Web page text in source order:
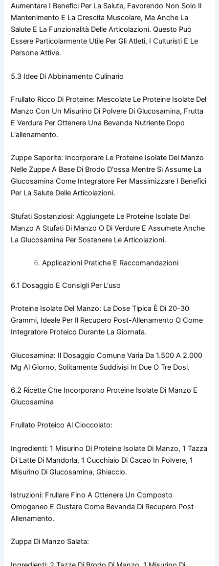
Aumentare I Benefici Per La Salute, Favorendo Non Solo Il
Mantenimento E La Crescita Muscolare, Ma Anche La
Salute E La Funzionalità Delle Articolazioni. Questo Può
Essere Particolarmente Utile Per Gli Atleti, I Culturisti E Le
Persone Attive.
5.3 Idee Di Abbinamento Culinario
Frullato Ricco Di Proteine: Mescolate Le Proteine Isolate Del
Manzo Con Un Misurino Di Polvere Di Glucosamina, Frutta
E Verdura Per Ottenere Una Bevanda Nutriente Dopo
L'allenamento.
Zuppe Saporite: Incorporare Le Proteine Isolate Del Manzo
Nelle Zuppe A Base Di Brodo D'ossa Mentre Si Assume La
Glucosamina Come Integratore Per Massimizzare I Benefici
Per La Salute Delle Articolazioni.
Stufati Sostanziosi: Aggiungete Le Proteine Isolate Del
Manzo A Stufati Di Manzo O Di Verdure E Assumete Anche
La Glucosamina Per Sostenere Le Articolazioni.
Applicazioni Pratiche E Raccomandazioni
6.1 Dosaggio E Consigli Per L'uso
Proteine Isolate Del Manzo: La Dose Tipica È Di 20-30
Grammi, Ideale Per Il Recupero Post-Allenamento O Come
Integratore Proteico Durante La Giornata.
Glucosamina: Il Dosaggio Comune Varia Da 1.500 A 2.000
Mg Al Giorno, Solitamente Suddivisi In Due O Tre Dosi.
6.2 Ricette Che Incorporano Proteine Isolate Di Manzo E
Glucosamina
Frullato Proteico Al Cioccolato:
Ingredienti: 1 Misurino Di Proteine Isolate Di Manzo, 1 Tazza
Di Latte Di Mandorla, 1 Cucchiaio Di Cacao In Polvere, 1
Misurino Di Glucosamina, Ghiaccio.
Istruzioni: Frullare Fino A Ottenere Un Composto
Omogeneo E Gustare Come Bevanda Di Recupero Post-
Allenamento.
Zuppa Di Manzo Salata: